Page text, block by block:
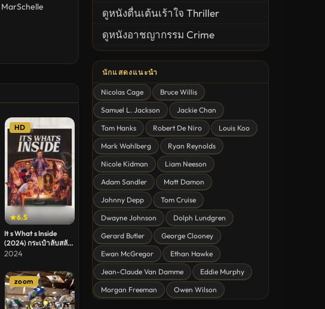
MarSchelle
6.5
HD
It s What s Inside
(2024) กระเป๋าลับสลับ
ร่าง
2024
zoom
ดูหนังตื่นเต้นเร้าใจ Thriller
ดูหนังอาชญากรรม Crime
ดูหนังสยองขวัญ Horror
ดูหนังโรแมนติก Romance
หนังชีวิต
ดูหนังแฟนตาซี Fantasy
ดูหนังลึกลับ Mystery
ดูหนังอนิเมชั่น Animation
ดูหนังไซไฟ Sci-Fi
ดูหนังครอบครัว Family
ดูหนังฝรั่งอังกฤษ UK
ดูหนังญี่ปุ่น Japan
ดูหนังไทย Thailand
นักแสดงแนะนำ
Nicolas Cage
Bruce Willis
Samuel L. Jackson
Jackie Chan
Tom Hanks
Robert De Niro
Louis Koo
Mark Wahlberg
Ryan Reynolds
Nicole Kidman
Liam Neeson
Adam Sandler
Matt Damon
Johnny Depp
Tom Cruise
Dwayne Johnson
Dolph Lundgren
Gerard Butler
George Clooney
Ewan McGregor
Ethan Hawke
Jean-Claude Van Damme
Eddie Murphy
Morgan Freeman
Owen Wilson